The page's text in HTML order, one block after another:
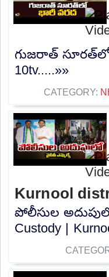
గుజరాత్‌ సూరత్‌లో
10tv.....»»
CATEGORY:
Kurnool
పోలీసుల
Custody |